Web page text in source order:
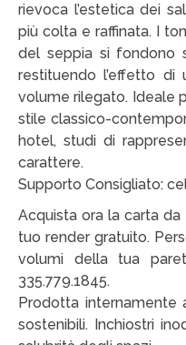
Michele
PORTFOLIO
CHI SIAMO
CONTATTI
GUIDA ALL’ACQUISTO
rievoca l’estetica dei
più colta e raffinata. I
del seppia si fondono
restituendo l’effetto di
volume rilegato. Ideale
stile classico-
hotel, studi di
carattere.
Supporto Consigliato:
Acquista ora la carta da
tuo render gratuito.
volumi della tua
335.779.1845.
Prodotta internamente
sostenibili. Inchiostri